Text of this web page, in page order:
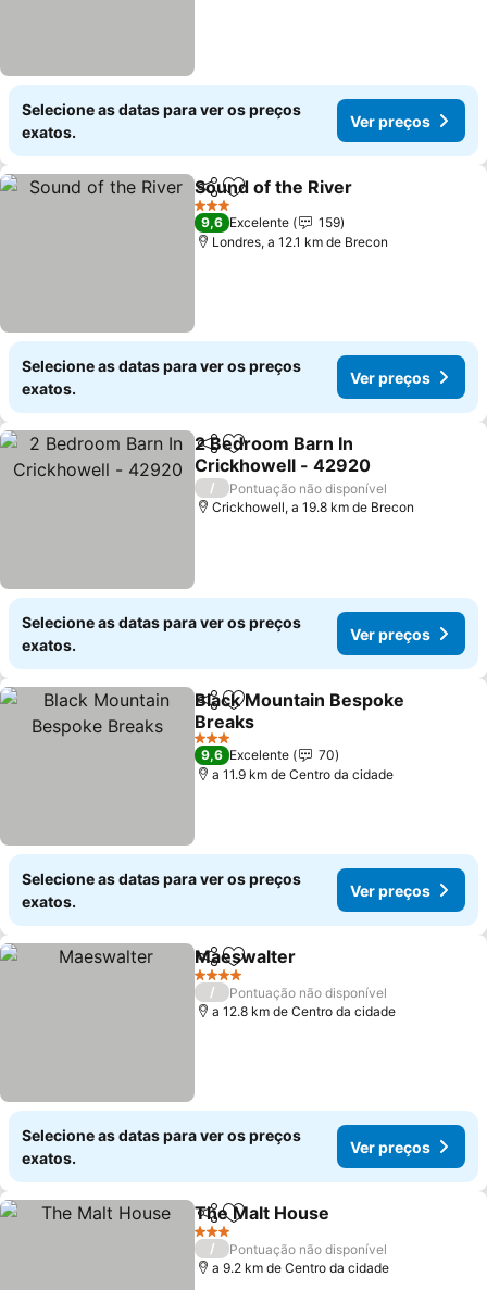
Selecione as datas para ver os preços
exatos.
Ver preços
PartilharAdicionar aos favoritos
Sound of the River
3 Estrelas
9,6 Excelente
159
Londres, a 12.1 km de Brecon
Selecione as datas para ver os preços
exatos.
Ver preços
PartilharAdicionar aos favoritos
2 Bedroom Barn In
Crickhowell - 42920
/
Pontuação não disponível
Crickhowell, a 19.8 km de Brecon
Selecione as datas para ver os preços
exatos.
Ver preços
PartilharAdicionar aos favoritos
Black Mountain Bespoke
Breaks
3 Estrelas
9,6 Excelente
70
a 11.9 km de Centro da cidade
Selecione as datas para ver os preços
exatos.
Ver preços
PartilharAdicionar aos favoritos
Maeswalter
4 Estrelas
/
Pontuação não disponível
a 12.8 km de Centro da cidade
Selecione as datas para ver os preços
exatos.
Ver preços
PartilharAdicionar aos favoritos
The Malt House
3 Estrelas
/
Pontuação não disponível
a 9.2 km de Centro da cidade